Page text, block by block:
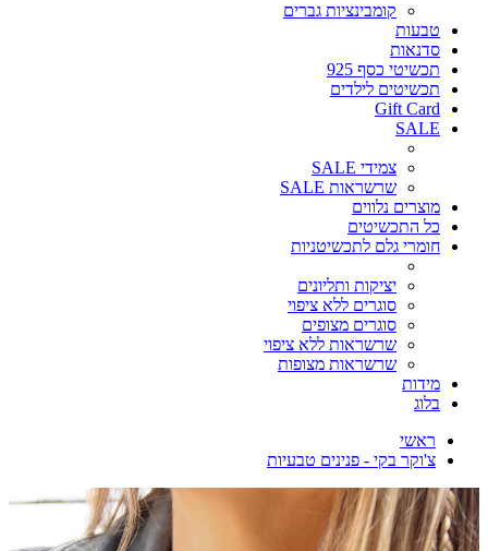
קומבינציות גברים
טבעות
סדנאות
תכשיטי כסף 925
תכשיטים לילדים
Gift Card
SALE
צמידי SALE
שרשראות SALE
מוצרים נלווים
כל התכשיטים
חומרי גלם לתכשיטניות
יציקות ותליונים
סוגרים ללא ציפוי
סוגרים מצופים
שרשראות ללא ציפוי
שרשראות מצופות
מידות
בלוג
ראשי
צ'וקר בקי - פנינים טבעיות